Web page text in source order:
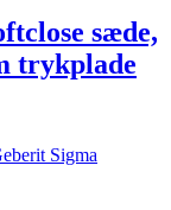
sæde,
trykplade